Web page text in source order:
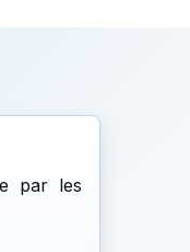
par les